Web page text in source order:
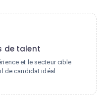
de talent
et le secteur cible
de candidat idéal.